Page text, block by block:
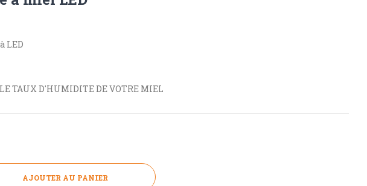
LED
TAUX D'HUMIDITE DE VOTRE MIEL
AJOUTER AU PANIER